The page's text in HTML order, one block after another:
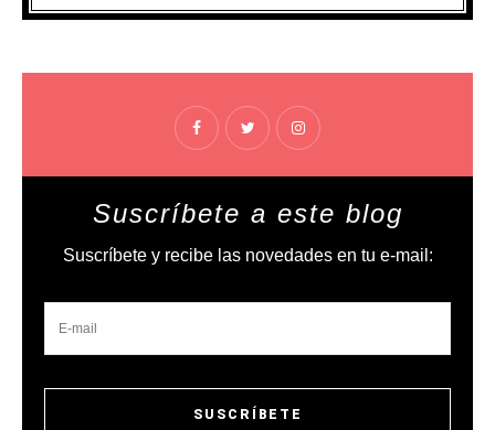
Suscríbete a este blog
Suscríbete y recibe las novedades en tu e-mail: